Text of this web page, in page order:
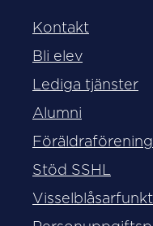
Kontakt
Bli elev
Lediga tjänster
Alumni
Stöd SSHL